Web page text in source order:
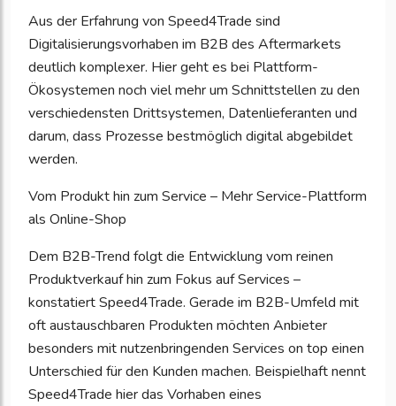
Aus der Erfahrung von Speed4Trade sind
Digitalisierungsvorhaben im B2B des Aftermarkets
deutlich komplexer. Hier geht es bei Plattform-
Ökosystemen noch viel mehr um Schnittstellen zu den
verschiedensten Drittsystemen, Datenlieferanten und
darum, dass Prozesse bestmöglich digital abgebildet
werden.
Vom Produkt hin zum Service – Mehr Service-Plattform
als Online-Shop
Dem B2B-Trend folgt die Entwicklung vom reinen
Produktverkauf hin zum Fokus auf Services –
konstatiert Speed4Trade. Gerade im B2B-Umfeld mit
oft austauschbaren Produkten möchten Anbieter
besonders mit nutzenbringenden Services on top einen
Unterschied für den Kunden machen. Beispielhaft nennt
Speed4Trade hier das Vorhaben eines